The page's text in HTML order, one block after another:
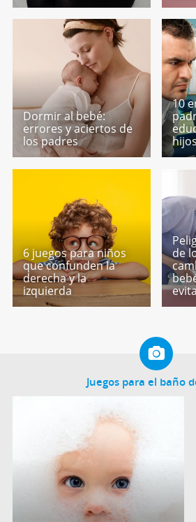
Dormir al bebé:
errores y aciertos de
los padres
10
hijos
6 juegos para niños
que confunden la
derecha y la
izquierda
de
Juegos para el baño